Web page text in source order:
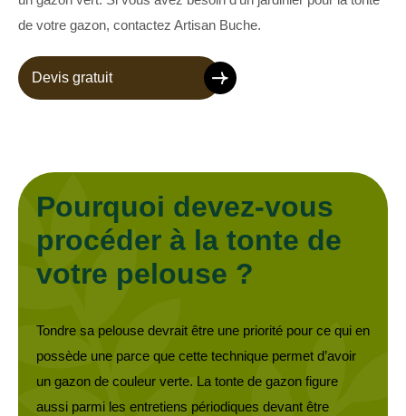
de votre gazon, contactez Artisan Buche.
Devis gratuit
Pourquoi devez-vous
procéder à la tonte de
votre pelouse ?
Tondre sa pelouse devrait être une priorité pour ce qui en
possède une parce que cette technique permet d’avoir
un gazon de couleur verte. La tonte de gazon figure
aussi parmi les entretiens périodiques devant être